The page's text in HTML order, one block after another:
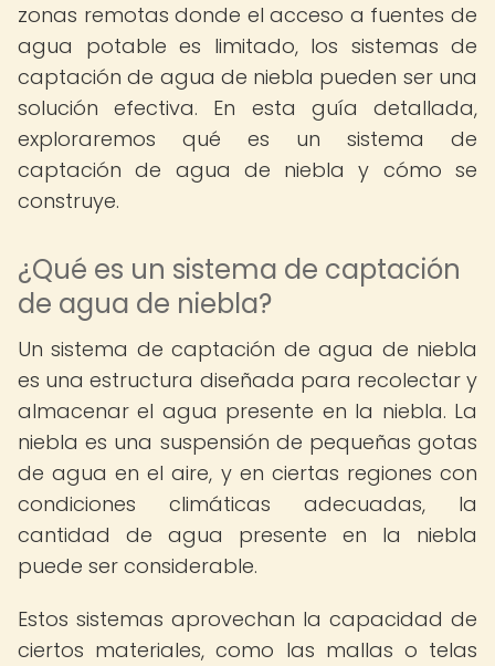
zonas remotas donde el acceso a fuentes de
agua potable es limitado, los sistemas de
captación de agua de niebla pueden ser una
solución efectiva. En esta guía detallada,
exploraremos qué es un sistema de
captación de agua de niebla y cómo se
construye.
¿Qué es un sistema de captación
de agua de niebla?
Un sistema de captación de agua de niebla
es una estructura diseñada para recolectar y
almacenar el agua presente en la niebla. La
niebla es una suspensión de pequeñas gotas
de agua en el aire, y en ciertas regiones con
condiciones climáticas adecuadas, la
cantidad de agua presente en la niebla
puede ser considerable.
Estos sistemas aprovechan la capacidad de
ciertos materiales, como las mallas o telas